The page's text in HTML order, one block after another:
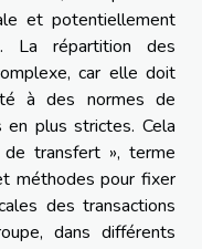
et potentiellement
La répartition des
car elle doit
à des normes de
plus strictes. Cela
transfert », terme
méthodes pour fixer
des transactions
dans différents